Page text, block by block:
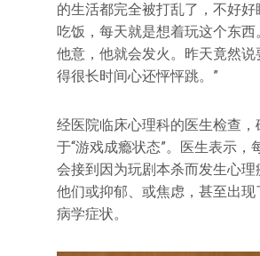
的生活都完全被打乱了，不好
吃饭，每天就是想着玩这个东西
他意，他就会发火。昨天竟然
得很长时间心还怦怦跳。”
经医院临床心理科的医生检查，
于“游戏成瘾状态”。医生表示，
会接到因为玩剧本杀而发生心理
他们或抑郁、或焦虑，甚至出现
病学症状。